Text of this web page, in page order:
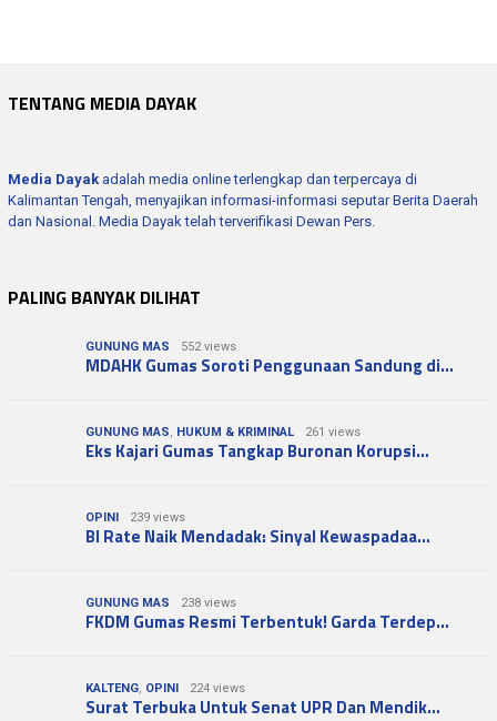
TENTANG MEDIA DAYAK
Media Dayak adalah media online terlengkap dan terpercaya di
Kalimantan Tengah, menyajikan informasi-informasi seputar Berita Daerah
dan Nasional. Media Dayak telah terverifikasi Dewan Pers.
PALING BANYAK DILIHAT
GUNUNG MAS 552 views
MDAHK Gumas Soroti Penggunaan Sandung di…
GUNUNG MAS HUKUM & KRIMINAL 261 views
Eks Kajari Gumas Tangkap Buronan Korupsi…
OPINI 239 views
BI Rate Naik Mendadak: Sinyal Kewaspadaa…
GUNUNG MAS 238 views
FKDM Gumas Resmi Terbentuk! Garda Terdep…
KALTENG OPINI 224 views
Surat Terbuka Untuk Senat UPR Dan Mendik…